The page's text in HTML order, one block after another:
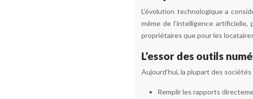
L’évolution technologique a
même de l’intelligence
propriétaires que pour les
L’essor des outils
Aujourd’hui, la plupart des
Remplir les rapports